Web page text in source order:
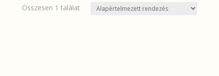
Összesen 1 találat